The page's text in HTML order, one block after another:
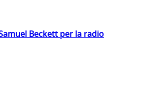
Beckett per la radio